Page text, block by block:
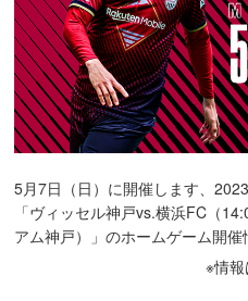
5月7日（日）に開催します、
「ヴィッセル神戸vs.横浜FC（
アム神戸）」のホームゲーム開催
※情報